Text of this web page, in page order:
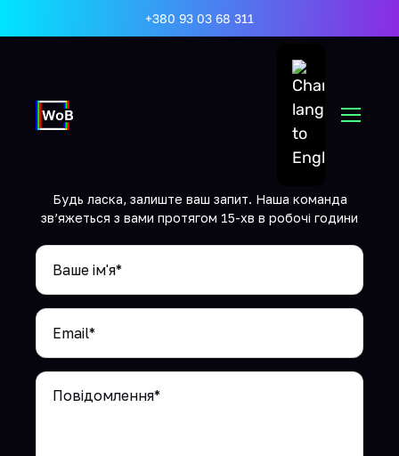
+380 93 03 68 311
Головна
Замовити консультацію з відкриття Payoneer рахунку для
бізнесу
Будь ласка, залиште ваш запит. Наша команда
зв’яжеться з вами протягом 15-хв в робочі години